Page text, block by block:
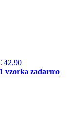
42,90
vzorka zadarmo